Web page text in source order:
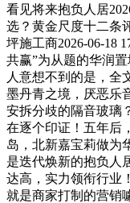
看见将来抱负人居
选？黄金尺度十二条
坪施工商2026-06-18
共赢”为从题的华润
人意想不到的是，全
墨丹青之境，厌恶
安拆分歧的隔音玻璃
在逐个印证！五年后
岛，北新嘉宝莉做为
是迭代焕新的抱负人
达高，实力领衔行业
就是商家打制的营销